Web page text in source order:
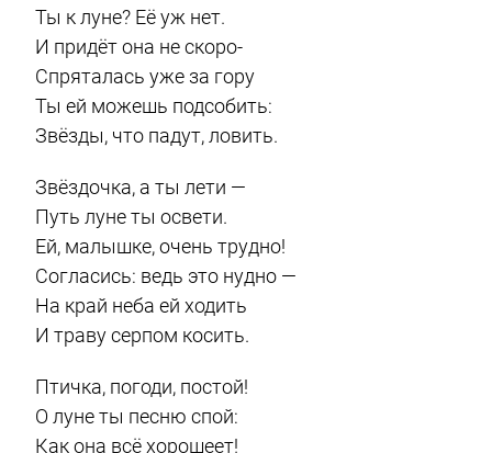
Ты к луне? Её уж нет.
И придёт она не скоро-
Спряталась уже за гору
Ты ей можешь подсобить:
Звёзды, что падут, ловить.
Звёздочка, а ты лети —
Путь луне ты освети.
Ей, малышке, очень трудно!
Согласись: ведь это нудно —
На край неба ей ходить
И траву серпом косить.
Птичка, погоди, постой!
О луне ты песню спой:
Как она всё хорошеет!